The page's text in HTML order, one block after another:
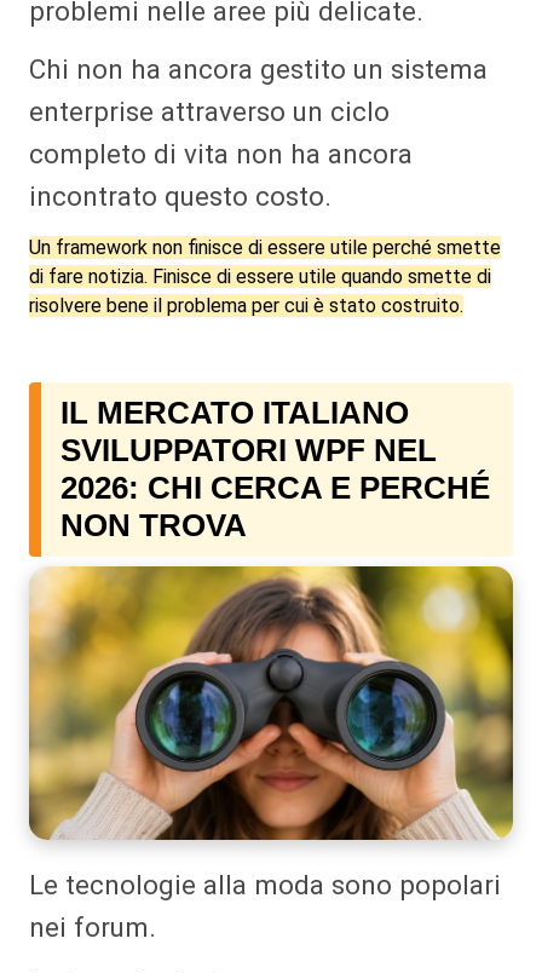
problemi nelle aree più delicate.
Chi non ha ancora gestito un sistema
enterprise attraverso un ciclo
completo di vita non ha ancora
incontrato questo costo.
Un framework non finisce di essere utile perché smette
di fare notizia. Finisce di essere utile quando smette di
risolvere bene il problema per cui è stato costruito.
IL MERCATO ITALIANO
SVILUPPATORI WPF NEL
2026: CHI CERCA E PERCHÉ
NON TROVA
Le tecnologie alla moda sono popolari
nei forum.